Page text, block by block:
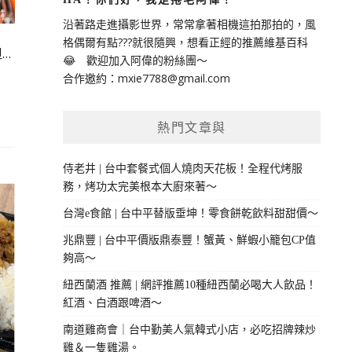
…
沿著路走進攝影世界，常常拿著相機這拍那拍的，風
格偶爾有點???就很隨興，想看正經的推薦維基百科
😂 歡迎加入阿偉的粉絲團～
合作邀約： mxie7788@gmail.com
熱門文章與
侍老井 | 台中套餐式個人燒肉天花板！全程代烤服
務，烤功太完美根本大廚來著～
台灣e食館 | 台中平替版垂坤！零食餅乾飲料甜甜價～
兆鼎豐 | 台中平價版鼎泰豐！蟹黃、鮮蝦小籠包CP值
夠高～
紐西蘭酒 推薦 | 網評推薦10種紐西蘭必喝大人飲品！
紅酒、白酒跟啤酒～
南道雞商會｜台中勤美人氣韓式小店，必吃招牌辣炒
雞＆一隻雞湯。